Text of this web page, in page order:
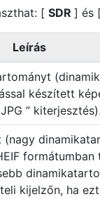
[ SDR ] és
Leírás
készített
”
formátumban
kijelzőn, ha